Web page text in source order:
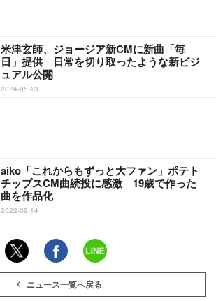
米津玄師、ジョージア新CMに新曲「毎
日」提供 日常を切り取ったような新ビジ
ュアル公開
2024-05-13
aiko「これからもずっと大ファン」ポテト
チップスCM曲続投に感激 19歳で作った
曲を作品化
2022-09-14
ニュース一覧へ戻る